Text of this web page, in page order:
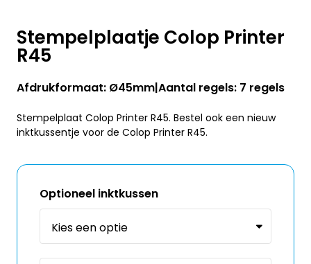
Stempelplaatje Colop Printer
R45
Afdrukformaat: Ø45mm Aantal regels: 7 regels
Stempelplaat Colop Printer R45. Bestel ook een nieuw
inktkussentje voor de Colop Printer R45.
Optioneel inktkussen